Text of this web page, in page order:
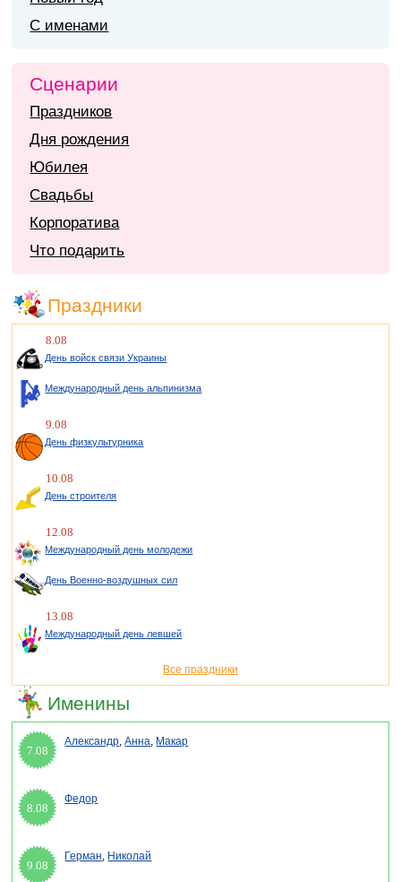
С именами
Сценарии
Праздников
Дня рождения
Юбилея
Свадьбы
Корпоратива
Что подарить
Праздники
8.08
День войск связи Украины
Международный день альпинизма
9.08
День физкультурника
10.08
День строителя
12.08
Международный день молодежи
День Военно-воздушных сил
13.08
Международный день левшей
Все праздники
Именины
7.08
Александр,Анна, Макар
8.08
Федор
9.08
Герман, Николай